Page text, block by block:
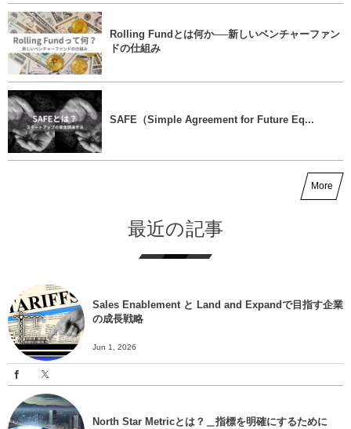
Rolling Fundとは何か──新しいベンチャーファン
ドの仕組み
SAFE（Simple Agreement for Future Eq...
More
最近の記事
Sales Enablement と Land and Expandで目指す企業
の成長戦略
Jun 1, 2026
North Star Metricとは？＿指標を明確にするために